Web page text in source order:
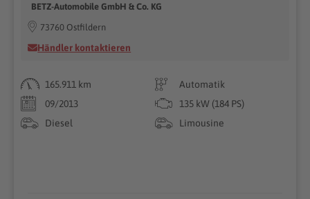
BETZ-Automobile GmbH & Co. KG
73760 Ostfildern
Händler kontaktieren
165.911 km
Automatik
09/2013
135 kW (184 PS)
Diesel
Limousine